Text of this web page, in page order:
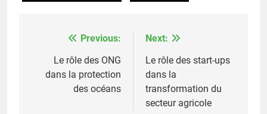
navigation
Previous:
Le rôle des ONG
dans la protection
des océans
Next:
Le rôle des start-ups
dans la
transformation du
secteur agricole